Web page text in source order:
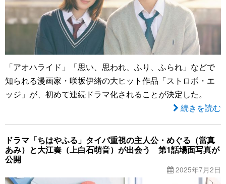
「アオハライド」「思い、思われ、ふり、ふられ」などで
知られる漫画家・咲坂伊緒の大ヒット作品「ストロボ・エ
ッジ」が、初めて連続ドラマ化されることが決定した。
続きを読む
ドラマ「ちはやふる」タイパ重視の主人公・めぐる（當真
あみ）と大江奏（上白石萌音）が出会う 第1話場面写真が
公開
2025年7月2日